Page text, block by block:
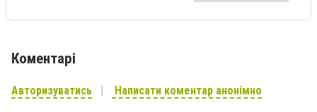
Коментарі
Авторизуватись Написати коментар анонімно